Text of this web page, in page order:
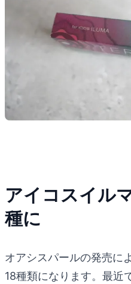
アイコスイル
種に
オアシスパールの発売に
18種類になります。最近